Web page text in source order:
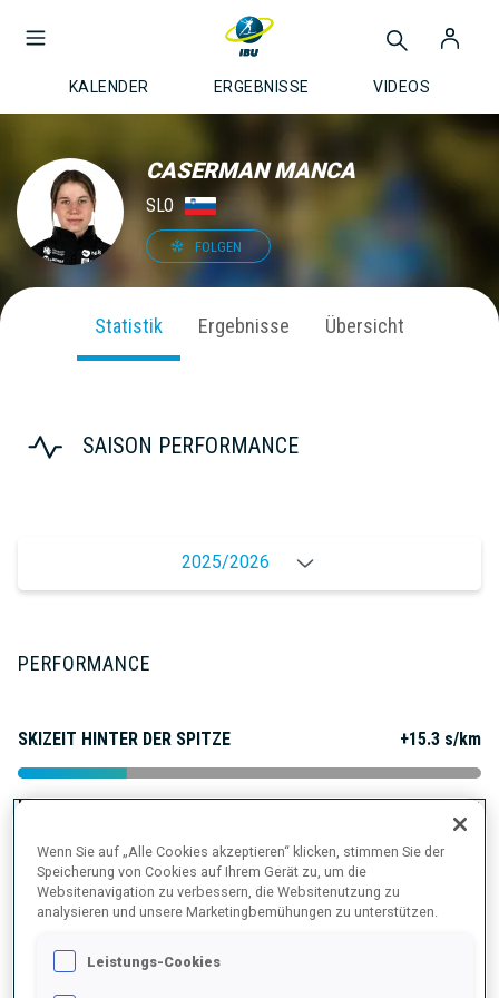
KALENDER ERGEBNISSE VIDEOS
CASERMAN MANCA
SLO
FOLGEN
Statistik Ergebnisse Übersicht
SAISON PERFORMANCE
2025/2026
PERFORMANCE
SKIZEIT HINTER DER SPITZE +15.3 s/km
LIEGENDSCHIESSEN 71%
STEHENDSCHIESSEN
Wenn Sie auf „Alle Cookies akzeptieren“ klicken, stimmen Sie der
Speicherung von Cookies auf Ihrem Gerät zu, um die
Websitenavigation zu verbessern, die Websitenutzung zu
analysieren und unsere Marketingbemühungen zu unterstützen.
Leistungs-Cookies